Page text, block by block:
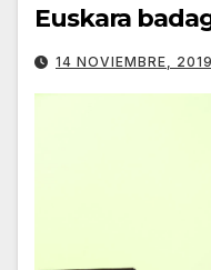
Euskara
14 NOVIEMBRE, 2019